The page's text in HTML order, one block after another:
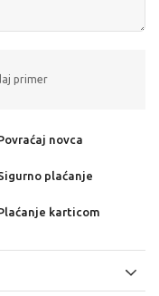
primer
novca
plaćanje
karticom